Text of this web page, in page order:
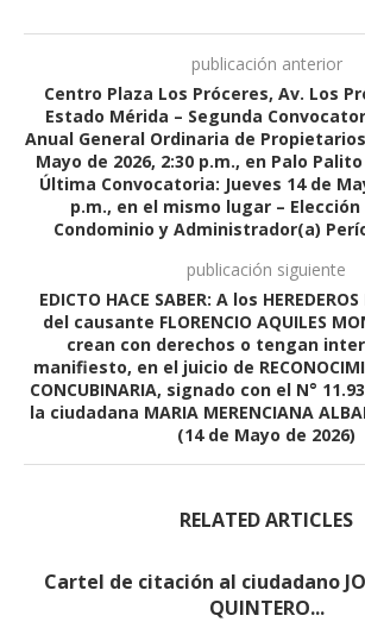
publicación anterior
Centro Plaza Los Próceres, Av. Los
Estado Mérida – Segunda
Anual General Ordinaria de
Mayo de 2026, 2:30 p.m., en Palo
Última Convocatoria: Jueves 14 de
p.m., en el mismo lugar – Elección
Condominio y Administrador(a)
publicación siguiente
EDICTO HACE SABER: A los HEREDEROS
del causante FLORENCIO AQUILES
crean con derechos o tengan
manifiesto, en el juicio de
CONCUBINARIA, signado con el N°
la ciudadana MARIA MERENCIANA
(14 de Mayo de 2026)
RELATED ARTICLES
Cartel de citación al ciudadano
QUINTERO...